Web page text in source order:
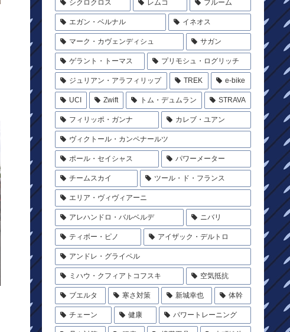
シクロクロス レムコ フルーム
エガン・ベルナル イネオス
マーク・カヴェンディシュ サガン
ゲラント・トーマス プリモシュ・ログリッチ
ジュリアン・アラフィリップ TREK e-bike
UCI Zwift トム・デュムラン STRAVA
フィリッポ・ガンナ カレブ・ユアン
ヴィクトール・カンペナールツ
ポール・セイシャス パワーメーター
チームスカイ ツール・ド・フランス
エリア・ヴィヴィアーニ
アレハンドロ・バルベルデ ニバリ
ティボー・ピノ アイザック・デルトロ
アンドレ・グライペル
ミハウ・クフィアトコフスキ 空気抵抗
ブエルタ 寒さ対策 新城幸也 体幹
チェーン 健康 パワートレーニング